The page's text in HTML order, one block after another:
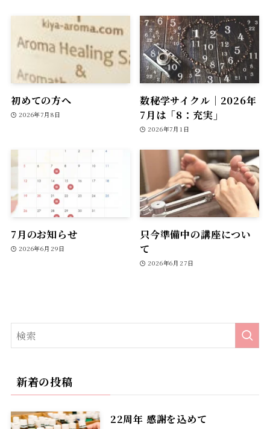
初めての方へ
2026年7月8日
数秘学サイクル｜2026年
7月は「8：充実」
2026年7月1日
7月のお知らせ
2026年6月29日
只今準備中の講座につい
て
2026年6月27日
新着の投稿
22周年 感謝を込めて